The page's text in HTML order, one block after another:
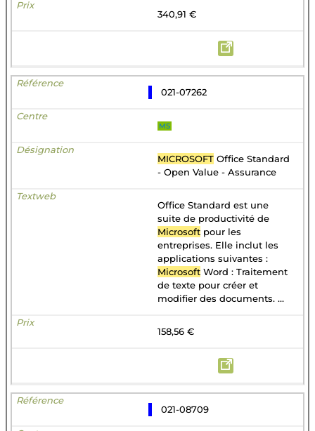
340,91 €
021-07262
MS
MICROSOFT Office Standard
- Open Value - Assurance
Office Standard est une
suite de productivité de
Microsoft pour les
entreprises. Elle inclut les
applications suivantes :
Microsoft Word : Traitement
de texte pour créer et
modifier des documents. ...
158,56 €
021-08709